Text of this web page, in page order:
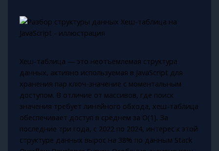
Хеш-таблица — это неотъемлемая структура
данных, активно используемая в JavaScript для
хранения пар ключ-значение с моментальным
доступом. В отличие от массивов, где поиск
значения требует линейного обхода, хеш-таблица
обеспечивает доступ в среднем за O(1). За
последние три года, с 2022 по 2024, интерес к этой
структуре данных вырос на 38% по данным Stack